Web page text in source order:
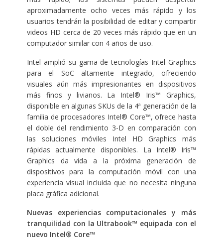
aproximadamente ocho veces más rápido y los
usuarios tendrán la posibilidad de editar y compartir
videos HD cerca de 20 veces más rápido que en un
computador similar con 4 años de uso.
Intel amplió su gama de tecnologías Intel Graphics
para el SoC altamente integrado, ofreciendo
visuales aún más impresionantes en dispositivos
más finos y livianos. La Intel® Iris™ Graphics,
disponible en algunas SKUs de la 4ª generación de la
familia de procesadores Intel® Core™, ofrece hasta
el doble del rendimiento 3-D en comparación con
las soluciones móviles Intel HD Graphics más
rápidas actualmente disponibles. La Intel® Iris™
Graphics da vida a la próxima generación de
dispositivos para la computación móvil con una
experiencia visual incluida que no necesita ninguna
placa gráfica adicional.
Nuevas experiencias computacionales y más
tranquilidad con la Ultrabook™ equipada con el
nuevo Intel® Core™